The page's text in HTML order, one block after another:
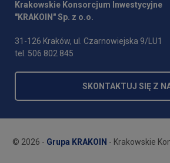
Krakowskie Konsorcjum Inwestycyjne
"KRAKOIN" Sp. z o.o.
31-126 Kraków, ul. Czarnowiejska 9/LU1
tel. 506 802 845
SKONTAKTUJ SIĘ Z
© 2026 - Grupa KRAKOIN - Krakowskie